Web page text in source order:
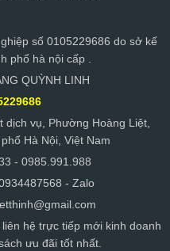
số 0105229686 do sở kế
phố hà nội cấp .
QUỲNH LINH
dịch vụ, Phường Hoàng Liệt,
Hà Nội, Việt Nam
- 0985.991.988
- Zalo
hệ trực tiếp mới kinh doanh
ưu đãi tốt nhất.